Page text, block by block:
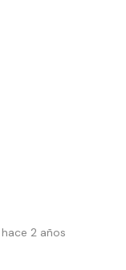
2 años